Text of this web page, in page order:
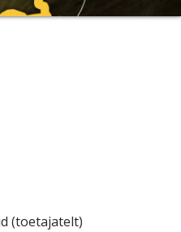
(toetajatelt)